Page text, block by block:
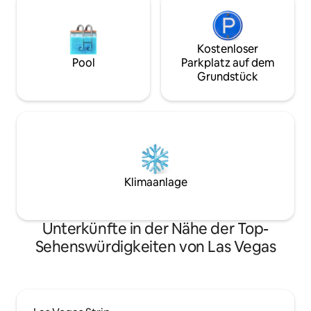
Pool
Kostenloser
Parkplatz auf dem
Grundstück
Klimaanlage
Unterkünfte in der Nähe der Top-
Sehenswürdigkeiten von Las Vegas